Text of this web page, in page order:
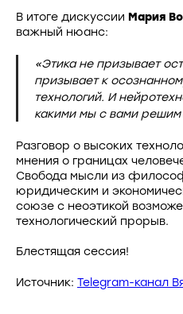
В итоге дискуссии Мария
важный нюанс:
«Этика не призывает
призывает к
технологий. И
какими мы с вами решим
Разговор о высоких
мнения о границах
Свобода мысли из
юридическим и
союзе с неоэтикой
технологический прорыв.
Блестящая сессия!
Источник: Telegram-канал